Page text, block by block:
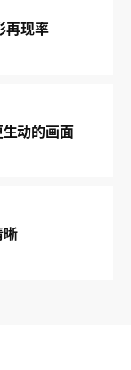
再现率
动的画面